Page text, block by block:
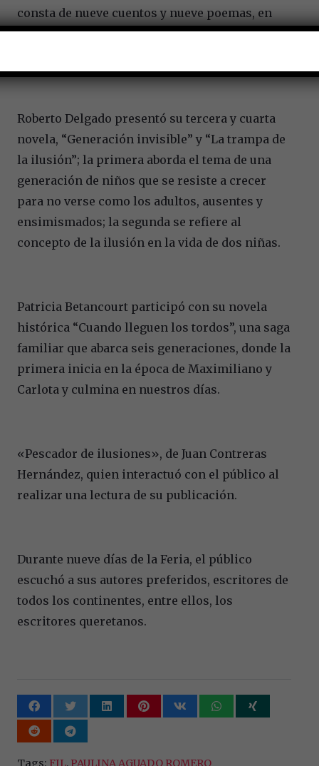
consta de nueve cuentos y nueve poemas, en
donde aborda el tema sobre las relaciones
Roberto Delgado presentó su tercera y cuarta
novela, “Generación invisible” y “La trampa de
la ilusión”; la primera aborda el tema de una
generación de niños que se resiste a crecer
para no verse como los adultos, ausentes y
ensimismados; la segunda se refiere al
concepto de la ilusión en la vida de dos niñas.
Patricia Betancourt participó con su novela
histórica “Cuando lleguen los tordos”, una saga
familiar que abarca seis generaciones, donde la
primera inicia en la época de Maximiliano y
Carlota y culmina en nuestros días.
«Pescador de ilusiones», de Juan Contreras
Hernández, quien interactuó con el público al
realizar una lectura de su publicación.
Durante nueve días de la Feria, el público
escuchó a sus autores preferidos, escritores de
todos los continentes, entre ellos, los
escritores queretanos.
Tags: FIL, PAULINA AGUADO ROMERO